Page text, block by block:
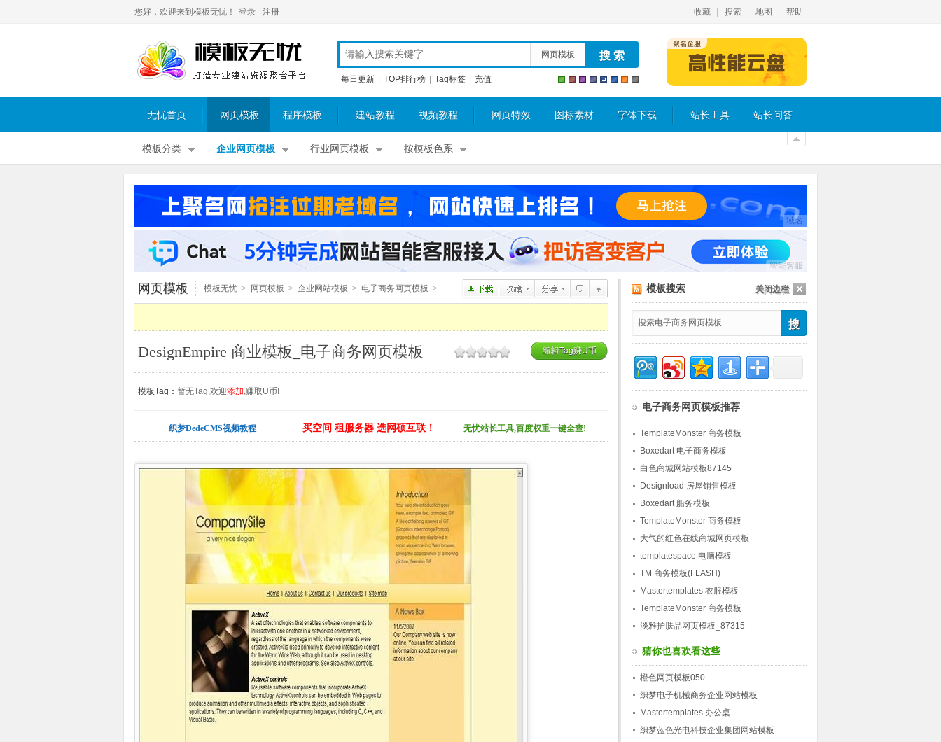
您好，欢迎来到模板无忧！ 登录 注册 收藏 搜索 地图 帮助
网页模板
每日更新 TOP排行榜 Tag标签 充值
无忧首页 网页模板 程序模板 建站教程 视频教程 网页特效 图标素材 字体下载 站长工具 站长问答
模板分类 企业网页模板 行业网页模板 按模板色系
域名
智能客服
关闭边栏
网页模板 模板无忧 > 网页模板 > 企业网站模板 > 电子商务网页模板 >
DesignEmpire 商业模板_电子商务网页模板 编辑Tag赚U币
模板Tag： 暂无Tag,欢迎添加,赚取U币!
织梦DedeCMS视频教程 买空间 租服务器 选网硕互联！ 无忧站长工具,百度权重一键全查!
模板搜索
电子商务网页模板推荐
TemplateMonster 商务模板
Boxedart 电子商务模板
白色商城网站模板87145
Designload 房屋销售模板
Boxedart 船务模板
TemplateMonster 商务模板
大气的红色在线商城网页模板
templatespace 电脑模板
TM 商务模板(FLASH)
Mastertemplates 衣服模板
TemplateMonster 商务模板
淡雅护肤品网页模板_87315
猜你也喜欢看这些
橙色网页模板050
织梦电子机械商务企业网站模板
Mastertemplates 办公桌
织梦蓝色光电科技企业集团网站模板